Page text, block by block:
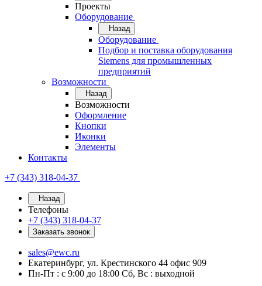
Проекты
Оборудование
Назад
Оборудование
Подбор и поставка оборудования
Siemens для промышленных
предприятий
Возможности
Назад
Возможности
Оформление
Кнопки
Иконки
Элементы
Контакты
+7 (343) 318-04-37
Назад
Телефоны
+7 (343) 318-04-37
Заказать звонок
sales@ewc.ru
Екатеринбург, ул. Крестинского 44 офис 909
Пн-Пт : с 9:00 до 18:00 Сб, Вс : выходной